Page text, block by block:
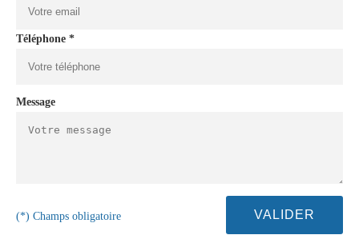
Téléphone *
Message
(*) Champs obligatoire